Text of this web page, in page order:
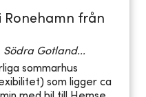
Ronehamn från
Södra Gotland...
sommarhus
som ligger ca